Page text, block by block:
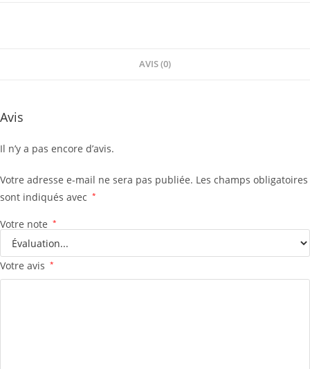
AVIS (0)
Avis
Il n’y a pas encore d’avis.
Votre adresse e-mail ne sera pas publiée. Les champs obligatoires
sont indiqués avec *
Votre note *
Votre avis *